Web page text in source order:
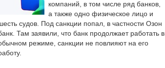
компаний, в том числе ряд банков,
а также одно физическое лицо и
судов. Под санкции попал, в частности Озон
Там заявили, что банк продолжает работать в
режиме, санкции не повлияют на его